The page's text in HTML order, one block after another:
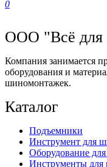
0
ООО "Всё для
Компания занимается
оборудования и
шиномонтажек.
Каталог
Подъемники
Инструмент для
Оборудование
Инструменты для